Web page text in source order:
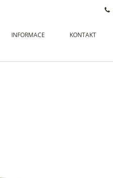
INFORMACE KONTAKT